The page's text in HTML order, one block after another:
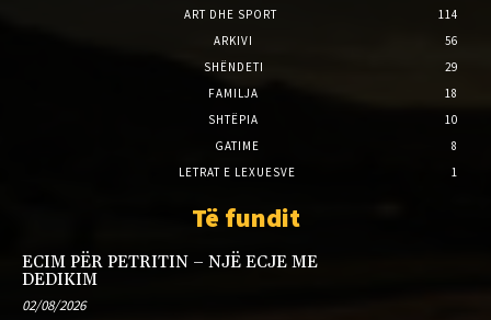
ART DHE SPORT
114
ARKIVI
56
SHËNDETI
29
FAMILJA
18
SHTËPIA
10
GATIME
8
LETRAT E LEXUESVE
1
Të fundit
ECIM PËR PETRITIN – NJË ECJE ME
DEDIKIM
02/08/2026